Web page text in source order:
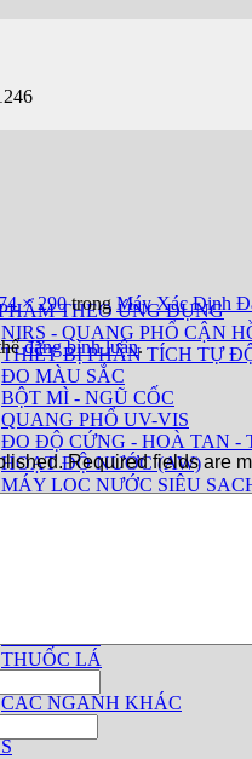
THEO ỨNG DỤNG
NIRS - QUANG PHỔ CẬN
THIẾT BỊ PHÂN TÍCH TỰ
ĐO MÀU SẮC
BỘT MÌ - NGŨ CỐC
QUANG PHỔ UV-VIS
ĐO ĐỘ CỨNG - HOÀ TAN -
HOẠT ĐỘ NƯỚC (AW)
MÁY LỌC NƯỚC SIÊU
THUỐC LÁ
CÁC NGÀNH KHÁC
× 290trong Máy Xác Định
đăng bình luận.
Required fields are